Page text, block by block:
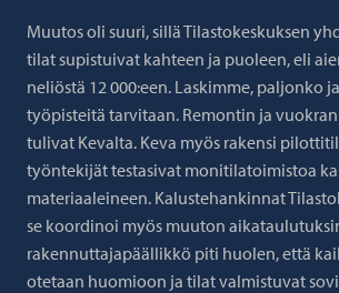
Muutos oli suuri, sillä Tilastokeskuksen
tilat supistuivat kahteen ja puoleen, eli
neliöstä 12 000:een. Laskimme, paljonko
työpisteitä tarvitaan. Remontin ja
tulivat Kevalta. Keva myös rakensi
työntekijät testasivat monitilatoimistoa
materiaaleineen. Kalustehankinnat
se koordinoi myös muuton
rakennuttajapäällikkö piti huolen, että
otetaan huomioon ja tilat valmistuvat